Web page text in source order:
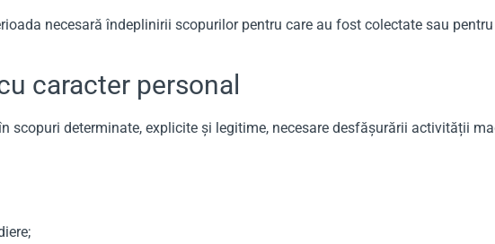
necesară îndeplinirii scopurilor pentru care au fost colectate sau
caracter personal
scopuri determinate, explicite și legitime, necesare desfășurării activității